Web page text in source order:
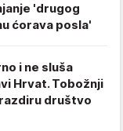
'drugog
ćorava posla'
i ne sluša
Hrvat. Tobožnji
društvo